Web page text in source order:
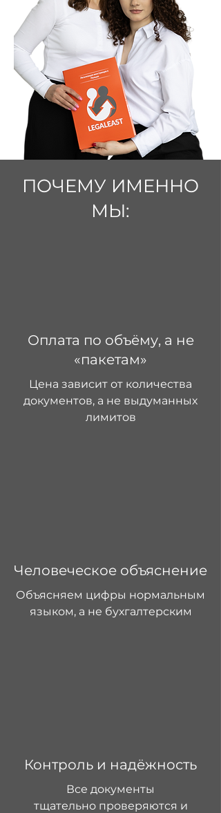
ПОЧЕМУ ИМЕННО
МЫ:
Оплата по объёму, а не
«пакетам»
Цена зависит от количества
документов, а не выдуманных
лимитов
Человеческое объяснение
Объясняем цифры нормальным
языком, а не бухгалтерским
Контроль и надёжность
Все документы
тщательно проверяются и